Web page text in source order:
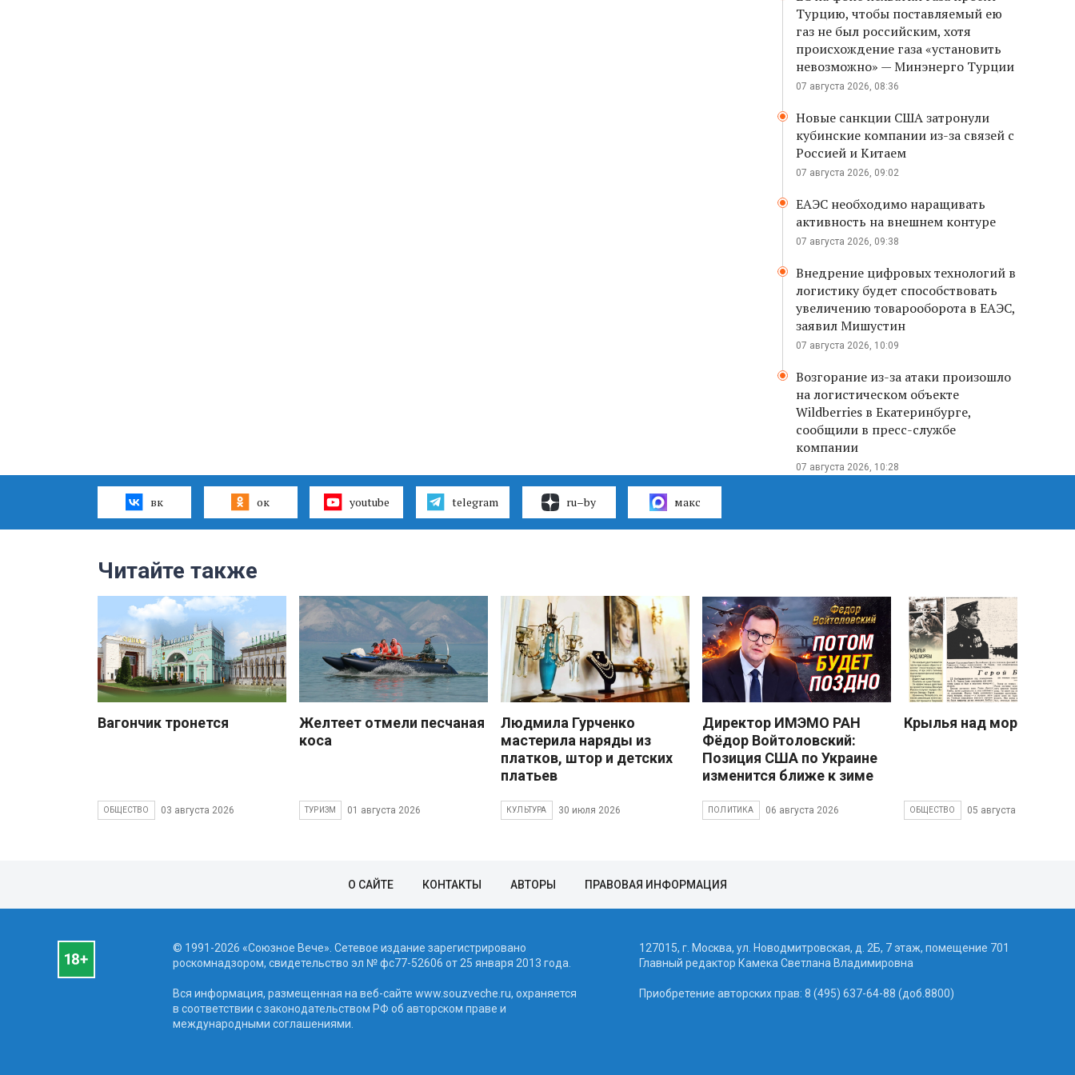
Турцию, чтобы поставляемый ею
газ не был российским, хотя
происхождение газа «установить
невозможно» — Минэнерго Турции
07 августа 2026, 08:36
Новые санкции США затронули
кубинские компании из-за связей с
Россией и Китаем
07 августа 2026, 09:02
ЕАЭС необходимо наращивать
активность на внешнем контуре
07 августа 2026, 09:38
Внедрение цифровых технологий в
логистику будет способствовать
увеличению товарооборота в ЕАЭС,
заявил Мишустин
07 августа 2026, 10:09
Возгорание из-за атаки произошло
на логистическом объекте
Wildberries в Екатеринбурге,
сообщили в пресс-службе
компании
07 августа 2026, 10:28
вк ок youtube telegram ru–by макс
Читайте также
Вагончик тронется
ОБЩЕСТВО 03 августа 2026
Желтеет отмели песчаная
коса
ТУРИЗМ 01 августа 2026
Людмила Гурченко
мастерила наряды из
платков, штор и детских
платьев
КУЛЬТУРА 30 июля 2026
Директор ИМЭМО РАН
Фёдор Войтоловский:
Позиция США по Украине
изменится ближе к зиме
ПОЛИТИКА 06 августа 2026
Крылья над морем
ОБЩЕСТВО 05 августа 2026
О САЙТЕ КОНТАКТЫ АВТОРЫ ПРАВОВАЯ ИНФОРМАЦИЯ
© 1991-2026 «Союзное Вече». Сетевое издание зарегистрировано
роскомнадзором, свидетельство эл № фc77-52606 от 25 января 2013 года.
Вся информация, размещенная на веб-сайте www.souzveche.ru, охраняется
в соответствии с законодательством РФ об авторском праве и
международными соглашениями.
127015, г. Москва, ул. Новодмитровская, д. 2Б, 7 этаж, помещение 701
Главный редактор Камека Светлана Владимировна
Приобретение авторских прав: 8 (495) 637-64-88 (доб.8800)